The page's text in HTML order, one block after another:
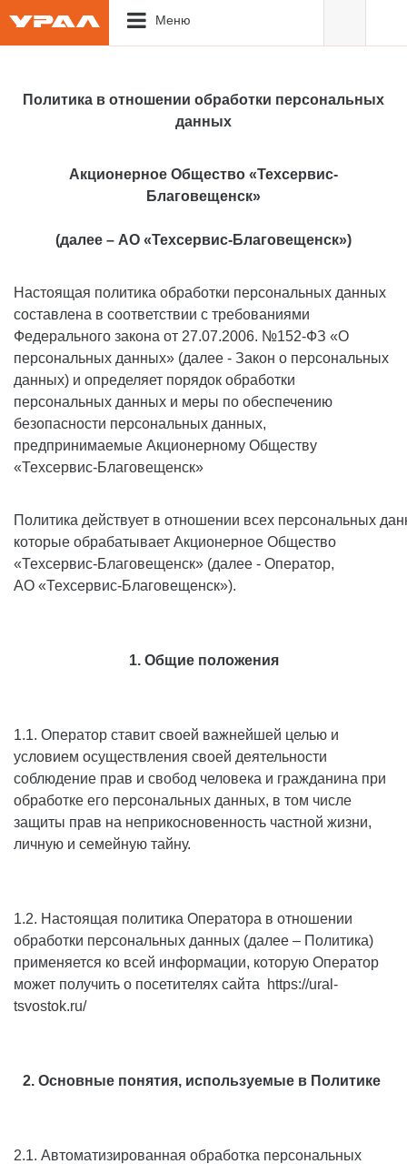
Меню
Политика в отношении обработки персональных
данных
Акционерное Общество «Техсервис-
Благовещенск»
(далее – АО «Техсервис-Благовещенск»)
Настоящая политика обработки персональных данных
составлена в соответствии с требованиями
Федерального закона от 27.07.2006. №152-ФЗ «О
персональных данных» (далее - Закон о персональных
данных) и определяет порядок обработки
персональных данных и меры по обеспечению
безопасности персональных данных,
предпринимаемые Акционерному Обществу
«Техсервис-Благовещенск»
Политика действует в отношении всех персональных
которые обрабатывает Акционерное Общество
«Техсервис-Благовещенск» (далее - Оператор,
АО «Техсервис-Благовещенск»).
1. Общие положения
1.1. Оператор ставит своей важнейшей целью и
условием осуществления своей деятельности
соблюдение прав и свобод человека и гражданина при
обработке его персональных данных, в том числе
защиты прав на неприкосновенность частной жизни,
личную и семейную тайну.
1.2. Настоящая политика Оператора в отношении
обработки персональных данных (далее – Политика)
применяется ко всей информации, которую Оператор
может получить о посетителях сайта
https://ural-
tsvostok.ru/
2. Основные понятия, используемые в Политике
2.1. Автоматизированная обработка персональных